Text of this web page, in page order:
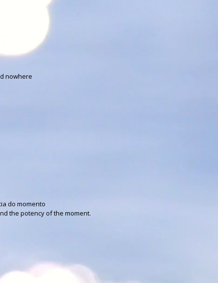
nowhere
do momento
the potency of the moment.